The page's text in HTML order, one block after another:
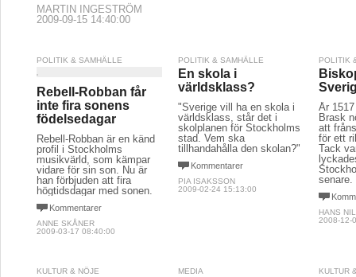
MARTIN INGESTRÖM
2009-09-15 14:40:00
POLITIK & SAMHÄLLE
Rebell-Robban får
inte fira sonens
födelsedagar
Rebell-Robban är en känd
profil i Stockholms
musikvärld, som kämpar
vidare för sin son. Nu är
han förbjuden att fira
högtidsdagar med sonen.
Kommentarer
ANNE SKÅNER
2009-03-17 08:40:00
POLITIK & SAMHÄLLE
En skola i
världsklass?
"Sverige vill ha en skola i
världsklass, står det i
skolplanen för Stockholms
stad. Vem ska
tillhandahålla den skolan?"
Kommentarer
PIA ISAKSSON
2009-02-24 15:13:00
POLITIK
År
Brask
att
för ett
Tack
senare.
HANS
2008-12-
KULTUR & NÖJE MEDIA KULTUR